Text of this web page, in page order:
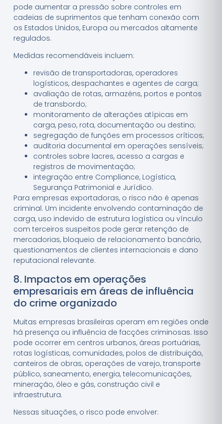
pode aumentar a pressão sobre controles em
cadeias de suprimentos que tenham conexão com
os Estados Unidos, Europa ou mercados altamente
regulados.
Medidas recomendáveis incluem:
revisão de transportadoras, operadores
logísticos, despachantes e agentes de carga;
avaliação de rotas, armazéns, portos e pontos
de transbordo;
monitoramento de alterações atípicas em
carga, peso, rota, documentação ou destino;
segregação de funções em processos críticos;
auditoria documental em operações sensíveis;
controles sobre lacres, acesso a cargas e
registros de movimentação;
integração entre Compliance, Logística,
Segurança Patrimonial e Jurídico.
Para empresas exportadoras, o risco não é apenas
criminal. Um incidente envolvendo contaminação de
carga, uso indevido de estrutura logística ou vínculo
com terceiros suspeitos pode gerar retenção de
mercadorias, bloqueio de relacionamento bancário,
questionamentos de clientes internacionais e dano
reputacional relevante.
8. Impactos em operações
empresariais em áreas de influência
do crime organizado
Muitas empresas brasileiras operam em regiões onde
há presença ou influência de facções criminosas. Isso
pode ocorrer em centros urbanos, áreas portuárias,
rotas logísticas, comunidades, polos de distribuição,
canteiros de obras, operações de varejo, transporte
público, saneamento, energia, telecomunicações,
mineração, óleo e gás, construção civil e
infraestrutura.
Nessas situações, o risco pode envolver: